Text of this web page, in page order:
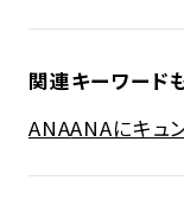
関連キーワード
ANAANAにキュン